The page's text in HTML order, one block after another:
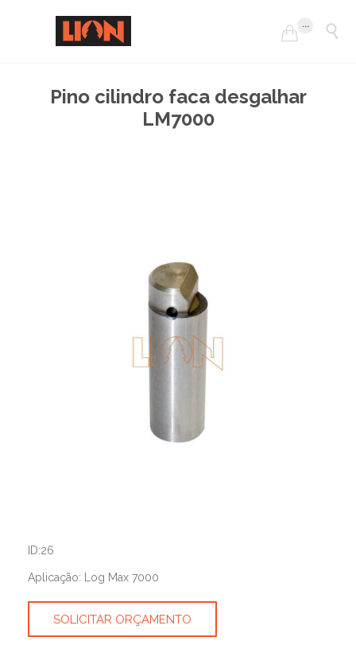

... 
Pino cilindro faca desgalhar
LM7000
ID:26
Aplicação: Log Max 7000
SOLICITAR ORÇAMENTO